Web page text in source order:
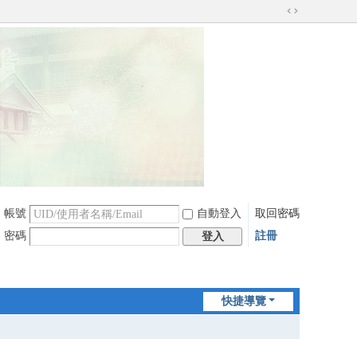
切
帳號 自動登入
取回密碼
密碼
登入 註冊
快捷導覽